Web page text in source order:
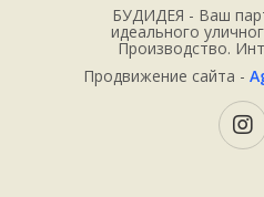
БУДИДЕЯ - Ваш
идеального
Производство.
Продвижение сайта -